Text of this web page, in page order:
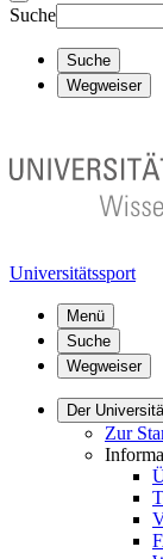
Suche
Suche
Wegweiser
Universitätssport
Menü
Suche
Wegweiser
Der
Zur